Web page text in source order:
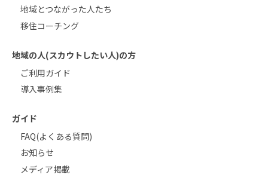
地域とつながった人たち
移住コーチング
地域の人(スカウトしたい人)の方
ご利用ガイド
導入事例集
ガイド
FAQ(よくある質問)
お知らせ
メディア掲載